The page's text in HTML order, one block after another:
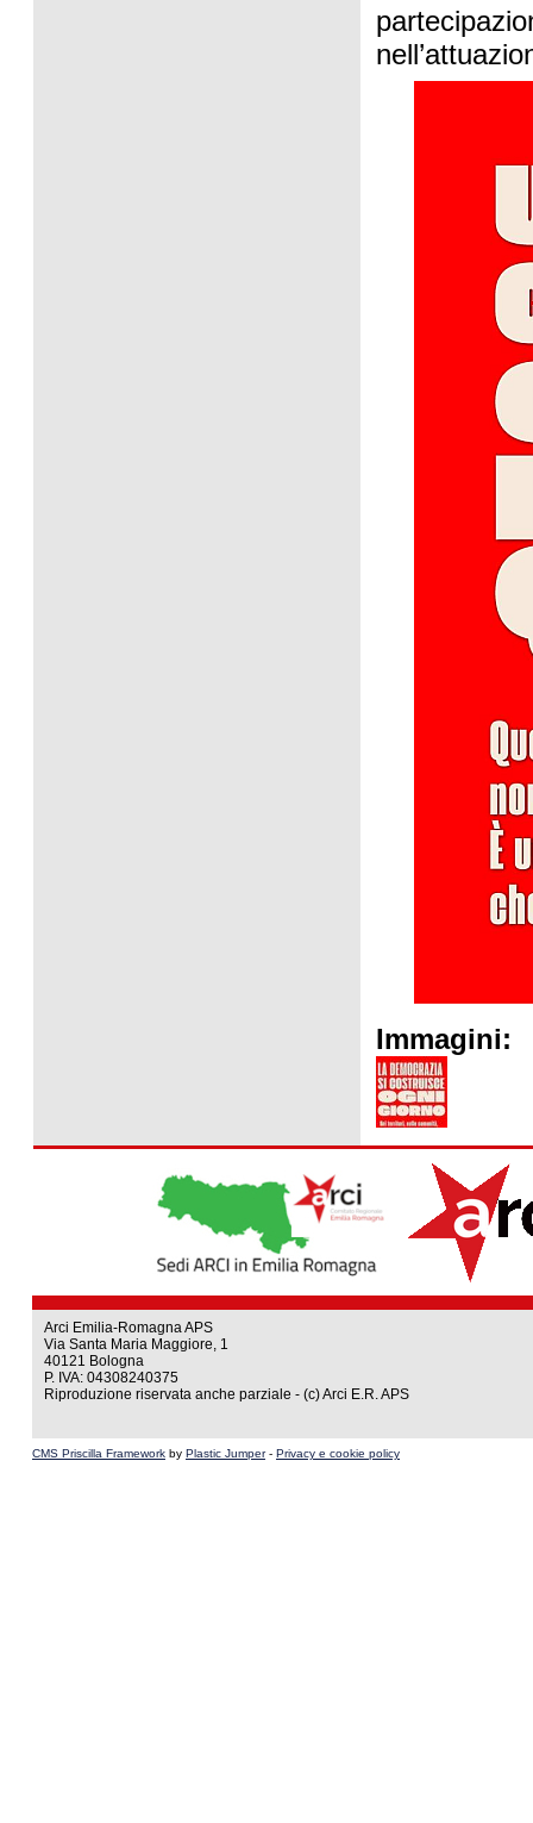
Immagini:
Arci Emilia-Romagna APS
Via Santa Maria Maggiore, 1
40121 Bologna
P. IVA: 04308240375
Riproduzione riservata anche parziale - (c) Arci E.R. APS
CMS Priscilla Framework by Plastic Jumper- Privacy e cookie policy